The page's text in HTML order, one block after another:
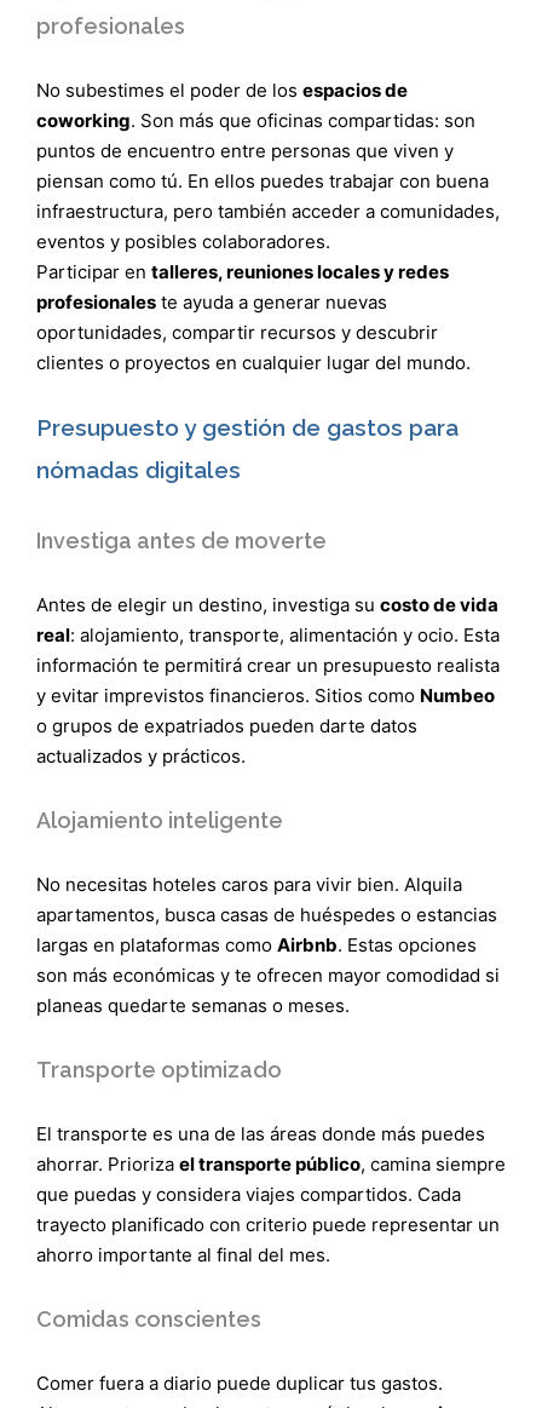
profesionales
No subestimes el poder de los espacios de
coworking. Son más que oficinas compartidas: son
puntos de encuentro entre personas que viven y
piensan como tú. En ellos puedes trabajar con buena
infraestructura, pero también acceder a comunidades,
eventos y posibles colaboradores.
Participar en talleres, reuniones locales y redes
profesionales te ayuda a generar nuevas
oportunidades, compartir recursos y descubrir
clientes o proyectos en cualquier lugar del mundo.
Presupuesto y gestión de gastos para
nómadas digitales
Investiga antes de moverte
Antes de elegir un destino, investiga su costo de vida
real: alojamiento, transporte, alimentación y ocio. Esta
información te permitirá crear un presupuesto realista
y evitar imprevistos financieros. Sitios como Numbeo
o grupos de expatriados pueden darte datos
actualizados y prácticos.
Alojamiento inteligente
No necesitas hoteles caros para vivir bien. Alquila
apartamentos, busca casas de huéspedes o estancias
largas en plataformas como Airbnb. Estas opciones
son más económicas y te ofrecen mayor comodidad si
planeas quedarte semanas o meses.
Transporte optimizado
El transporte es una de las áreas donde más puedes
ahorrar. Prioriza el transporte público, camina siempre
que puedas y considera viajes compartidos. Cada
trayecto planificado con criterio puede representar un
ahorro importante al final del mes.
Comidas conscientes
Comer fuera a diario puede duplicar tus gastos.